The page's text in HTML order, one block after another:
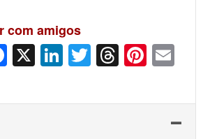
com amigos
Facebook
X LinkedIn
Twitter
Threads